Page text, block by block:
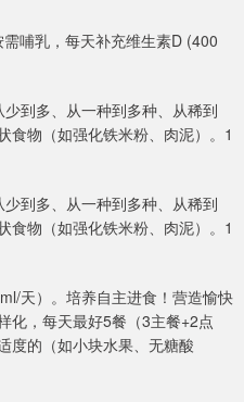
哺乳，每天补充维生素D (400
到多、从一种到多种、从稀到
食物（如强化铁米粉、肉泥）。1
到多、从一种到多种、从稀到
食物（如强化铁米粉、肉泥）。1
天）。培养自主进食！营造愉快
化，每天最好5餐（3主餐+2点
度的（如小块水果、无糖酸